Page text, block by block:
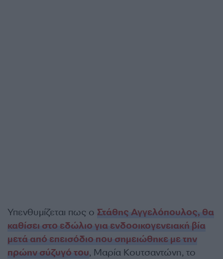
Υπενθυμίζεται πως ο Στάθης Αγγελόπουλος, θα
καθίσει στο εδώλιο για ενδοοικογενειακή βία
μετά από επεισόδιο που σημειώθηκε με την
πρώην σύζυγό του, Μαρία Κουτσαντώνη, το